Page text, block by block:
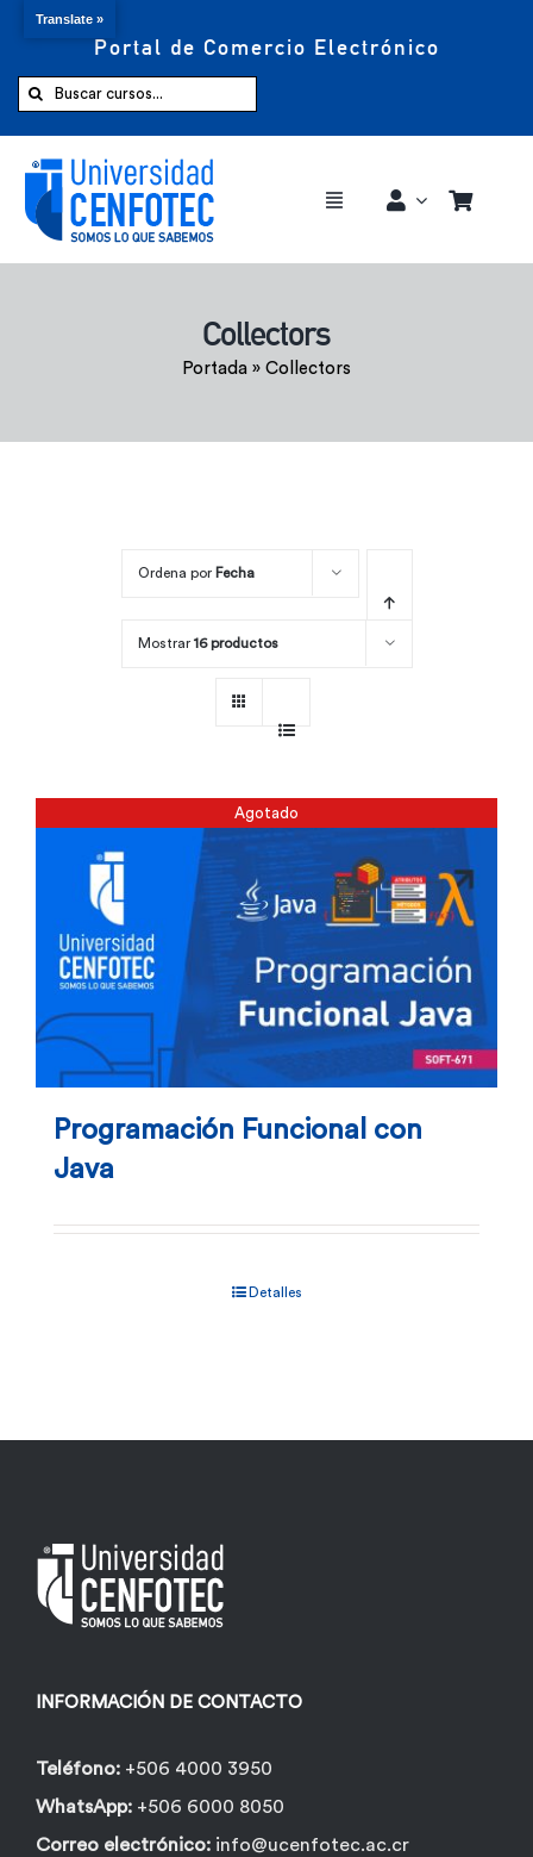
Portal de Comercio Electrónico
Buscar:
Toggle
Comprar ahora
Collectors
Portada » Collectors
Ordena por Fecha
Mostrar 16 productos
Agotado
Programación Funcional con
Java
Detalles
INFORMACIÓN DE CONTACTO
Teléfono: +506 4000 3950
WhatsApp: +506 6000 8050
Correo electrónico: info@ucenfotec.ac.cr
Translate »